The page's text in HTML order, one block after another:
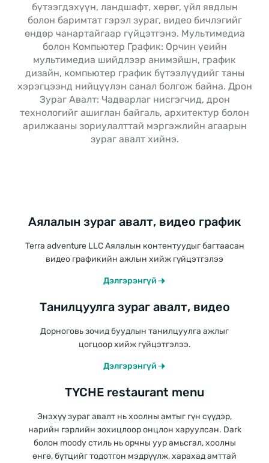
бүтээгдэхүүн, ландшафт, хөрөг, үйл явдлын
болон баримтат гэрэл зураг, видео бичлэгийг
өндөр чанартайгаар гүйцэтгэнэ. Мультимедиа
болон Компьютер График: Орчин үеийн
мультимедиа шийдлээр анимэйшн, график
дизайн, компьютер график бүтээлүүдийг таны
хэрэгцээнд нийцүүлэн санал болгож байна. Дрон
Зураг Авалт: Чадварлаг нисгэгчид, дрон
технологийг ашиглан байгаль, архитектур болон
арилжааны зориулалттай мэргэжлийн агаарын
зураг авалт хийнэ.
Аялалын зураг авалт, видео график
Terra adventure LLC Аялалын контентуудыг багтаасан
видео графикийн ажлын хийж гүйцэтгэлээ
Дэлгэрэнгүй
Танилцуулга зураг авалт, видео
Дорноговь зочид буудлын танилцуулга ажлыг
цогцоор хийж гүйцэтгэлээ.
Дэлгэрэнгүй
TYCHE restaurant menu
Энэхүү зураг авалт нь хоолны амтыг гүн сүүдэр,
нарийн гэрлийн зохицлоор онцлон харуулсан. Dark
болон moody стиль нь орчны уур амьсгал, хоолны
өнгө, бүтцийг тодотгон мэдрүүлж, харахад амттай